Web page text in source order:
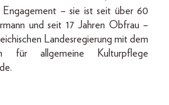
Engagement – sie ist seit über 60
und seit 17 Jahren Obfrau –
Landesregierung mit dem
für allgemeine Kulturpflege